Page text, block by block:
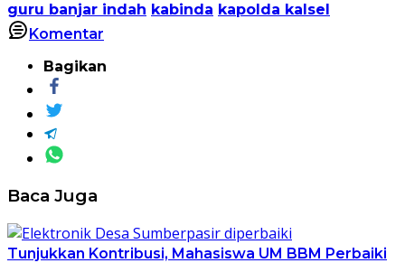
Share
guru banjar indah kabinda kapolda kalsel
Komentar
Bagikan
Baca Juga
Tunjukkan Kontribusi, Mahasiswa UM BBM Perbaiki